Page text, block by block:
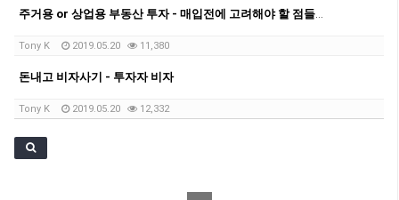
주거용 or 상업용 부동산 투자 - 매입전에 고려해야 할 점들을 중심으로
Tony K 2019.05.20 11,380
돈내고 비자사기 - 투자자 비자
Tony K 2019.05.20 12,332